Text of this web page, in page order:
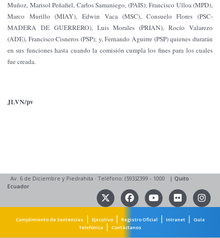
Muñoz, Marisol Peñafiel, Carlos Samaniego, (PAIS); Francisco Ulloa (MPD),
Marco Murillo (MIAY), Edwin Vaca (MSC), Consuelo Flores (PSC-
MADERA DE GUERRERO), Luis Morales (PRIAN), Rocío Valarezo
(ADE), Francisco Cisneros (PSP); y, Fernando Aguirre (PSP) quienes durarán
en sus funciones hasta cuando la comisión cumpla los fines para los cuales
fue creada.
JLVN/pv
Av. 6 de Diciembre y Piedrahita · Teléfono: (593)2399 - 1000 | Quito ·
Ecuador
Cumplimiento de Sentencias | Ejecutivo| Registro Oficial | Intranet|
Guía
Telefónica
| Contáctanos